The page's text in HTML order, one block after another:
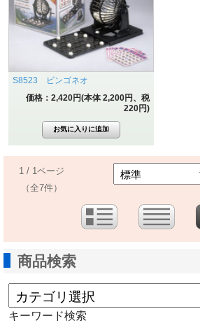
S8523 ビンゴネオ
価格：2,420円(本体 2,200円、税
220円)
1 / 1ページ
（全7件）
商品検索
キーワード検索